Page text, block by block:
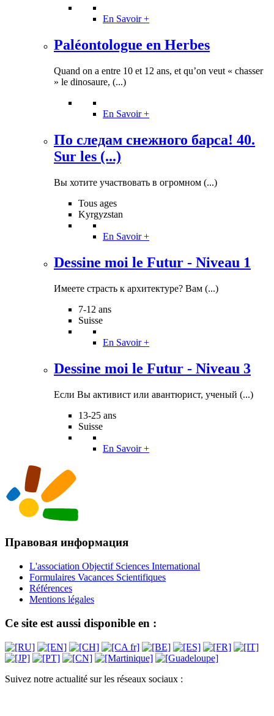
En Savoir +
Paléontologue en Herbes
Quand on a entre 10 et 12 ans, et qu’on veut « chasser
» le dinosaure, (...)
En Savoir +
По следам снежного барса! 40.
Sur les (...)
Вы хотите участвовать в огромном (...)
Tous ages
Kyrgyzstan
En Savoir +
Dessine moi le Futur - Niveau 1
Имеете страсть к архитектуре? Вам (...)
7-12 ans
Suisse
En Savoir +
Dessine moi le Futur - Niveau 3
Если Вы активист или авантюрист, ученый (...)
13-25 ans
Suisse
En Savoir +
Правовая информация
L'association Objectif Sciences International
Formulaires Vacances Scientifiques
Références
Mentions légales
Ce site est aussi disponible en :
Suivez notre actualité sur les réseaux sociaux :